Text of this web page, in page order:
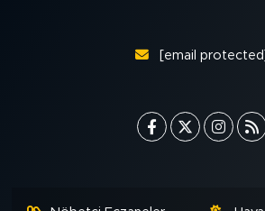
[email protected]
FOTO GALERİ